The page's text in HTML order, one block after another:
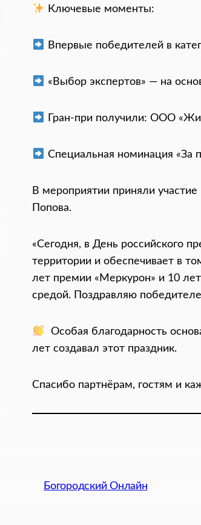
Ключевые моменты:
Впервые победителей в
«Выбор экспертов» — на
Гран-при получили: ООО
Специальная номинация «За
В мероприятии приняли
Попова.
«Сегодня, в День российского
территории и обеспечивает в
лет премии «Меркурон» и 10
средой. Поздравляю
Особая благодарность
лет создавал этот праздник.
Спасибо партнёрам, гостям и
Богородский Онлайн